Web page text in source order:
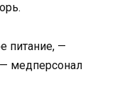
питание, —
медперсонал